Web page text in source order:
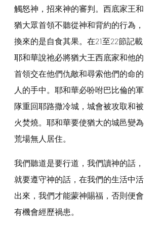
觸怒神，招來神的審判。西底家王和
猶大眾首領不聽從神和背約的行為，
換來的是自食其果。在21至22節記載
耶和華說祂必將猶大王西底家和他的
首領交在他們仇敵和尋索他們的命的
人的手中。耶和華必吩咐巴比倫的軍
隊重回耶路撒冷城，城會被攻取和被
火焚燒。耶和華要使猶大的城邑變為
荒場無人居住。
我們聽道是要行道，我們讀神的話，
就要遵守神的話，在我們的生活中活
出來，我們才能蒙神賜福，否則便會
有機會經歷禍患。